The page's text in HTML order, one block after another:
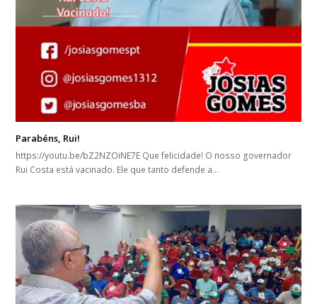
Parabéns, Rui!
https://youtu.be/bZ2NZOiNE7E Que felicidade! O nosso governador
Rui Costa está vacinado. Ele que tanto defende a…